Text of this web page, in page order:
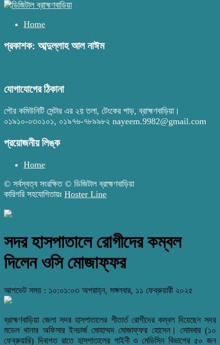
Home
প্রকাশক: আব্দুল্লাহ আল নাঈম
যোগাযোগের ঠিকানা
পৌর কমিউনিটি সেন্টার এর ২য় তলা, টেংকের পাড়, ব্রাহ্মণবাড়িয়া।
০১৯১০-০৩০১০১, ০১৯৭৬-৭৮৯৯৮২ nayeem.9982@gmail.com
প্রয়োজনীয় লিঙ্ক
Home
© সর্বস্বত্ব সংরক্ষিত © ডিজিটাল ব্রাহ্মণবাড়িয়া
কারিগরি সহযোগিতায়ঃ Hoster Line
সদর হাসপাতালে রোগীদের কম্বল
দিলেন ওসি মোজাফ্ফর
আপডেট সময় : ১০:০১:০৩ অপরাহ্ন, মঙ্গলবার, ১১ ফেব্রুয়ারী ২০২৫
ব্রাহ্মণবাড়িয়া জেলা সদর হাসপাতালের শীতার্ত রোগীদের কম্বল দিয়েছেন সদর
মডেল থানার অফিসার ইনচার্জ মোহাম্মদ মোজাফ্ফর হোসেন। সোমবার (১০
ফেব্রুয়ারি) দিবাগত রাতে হাসপাতালের গাইনী ও মেডিসিন বিভাগের ৫০ জন